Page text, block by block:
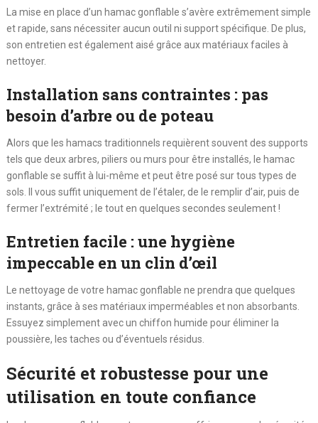
La mise en place d’un hamac gonflable s’avère extrêmement simple
et rapide, sans nécessiter aucun outil ni support spécifique. De plus,
son entretien est également aisé grâce aux matériaux faciles à
nettoyer.
Installation sans contraintes : pas
besoin d’arbre ou de poteau
Alors que les hamacs traditionnels requièrent souvent des supports
tels que deux arbres, piliers ou murs pour être installés, le hamac
gonflable se suffit à lui-même et peut être posé sur tous types de
sols. Il vous suffit uniquement de l’étaler, de le remplir d’air, puis de
fermer l’extrémité ; le tout en quelques secondes seulement !
Entretien facile : une hygiène
impeccable en un clin d’œil
Le nettoyage de votre hamac gonflable ne prendra que quelques
instants, grâce à ses matériaux imperméables et non absorbants.
Essuyez simplement avec un chiffon humide pour éliminer la
poussière, les taches ou d’éventuels résidus.
Sécurité et robustesse pour une
utilisation en toute confiance